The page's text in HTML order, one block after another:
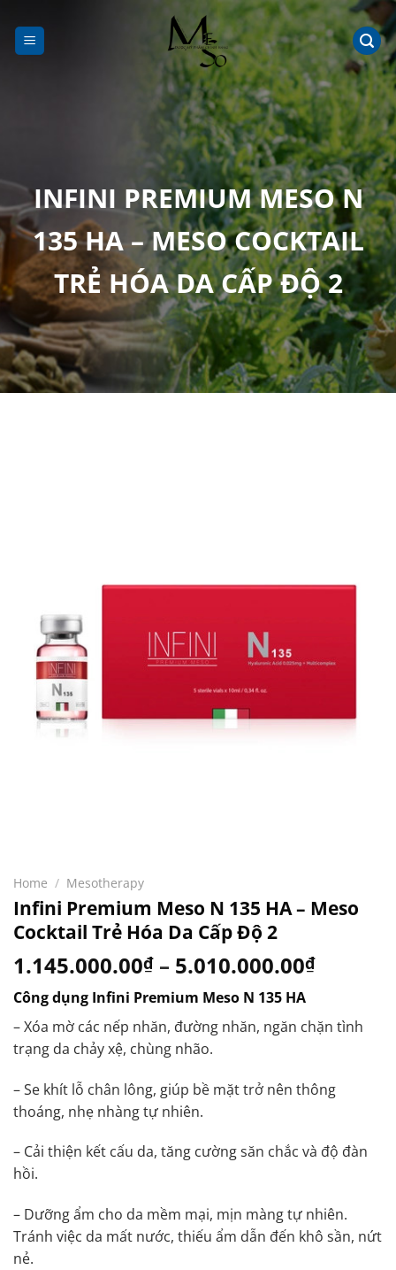
đến
nội
INFINI PREMIUM MESO N
135 HA – MESO COCKTAIL
TRẺ HÓA DA CẤP ĐỘ 2
Home / Mesotherapy
Infini Premium Meso N 135 HA – Meso
Cocktail Trẻ Hóa Da Cấp Độ 2
1.145.000.00₫ – 5.010.000.00₫
Công dụng Infini Premium Meso N 135 HA
– Xóa mờ các nếp nhăn, đường nhăn, ngăn chặn tình
trạng da chảy xệ, chùng nhão.
– Se khít lỗ chân lông, giúp bề mặt trở nên thông
thoáng, nhẹ nhàng tự nhiên.
– Cải thiện kết cấu da, tăng cường săn chắc và độ đàn
hồi.
– Dưỡng ẩm cho da mềm mại, mịn màng tự nhiên.
Tránh việc da mất nước, thiếu ẩm dẫn đến khô sần, nứt
nẻ.